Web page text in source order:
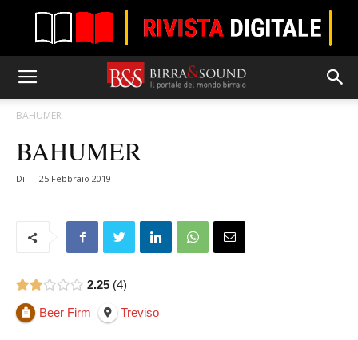
BAHUMER
BAHUMER
Di - 25 Febbraio 2019
2.25 4
Beer Firm Treviso